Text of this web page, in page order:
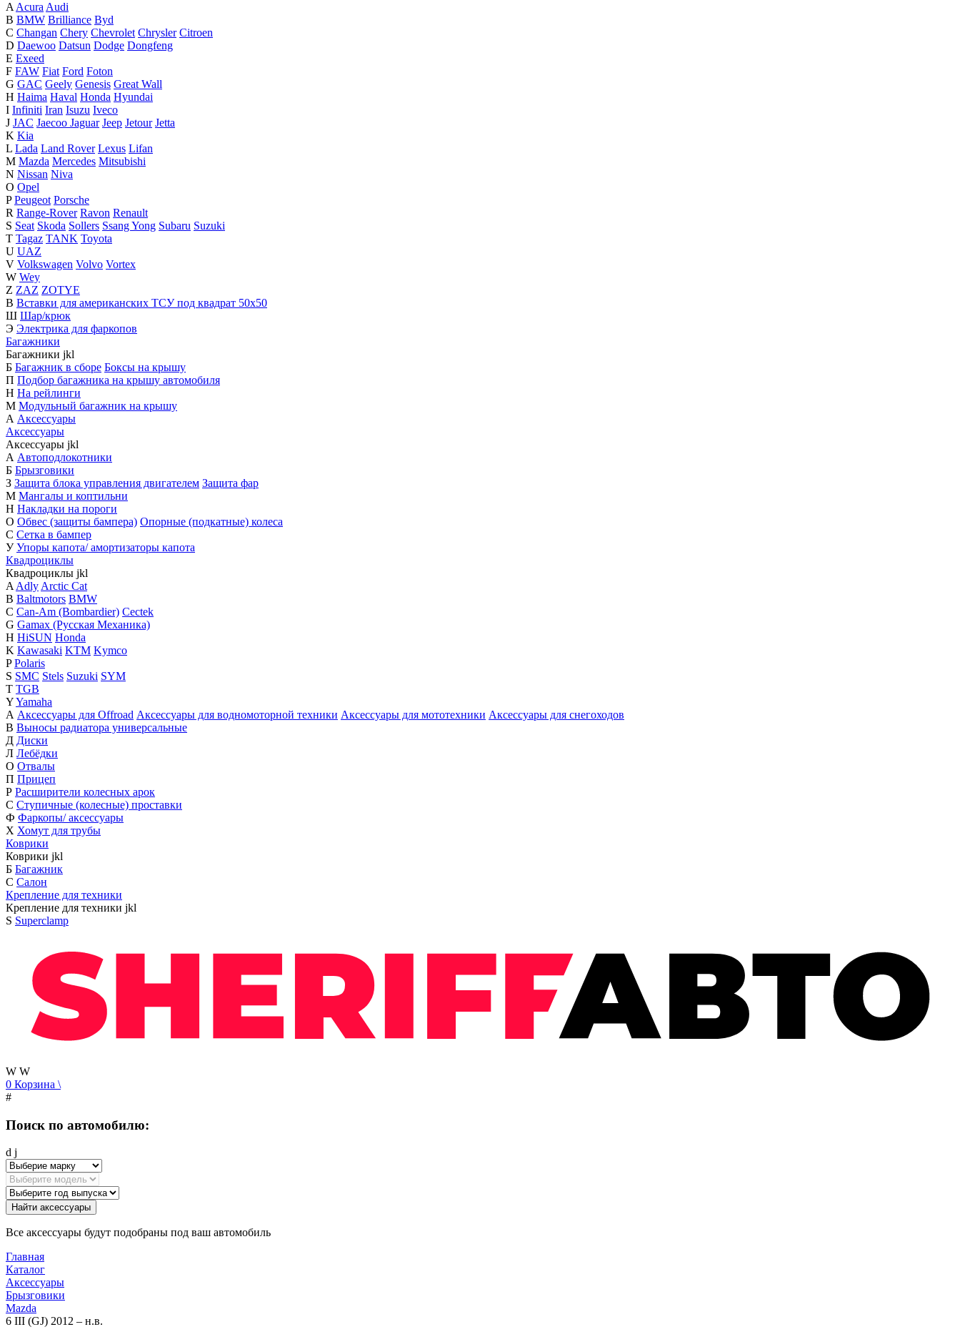
AAcuraAudi
B BMW Brilliance Byd
C Changan Chery Chevrolet Chrysler Citroen
D Daewoo Datsun Dodge Dongfeng
E Exeed
F FAW Fiat Ford Foton
G GAC Geely Genesis Great Wall
H Haima Haval Honda Hyundai
I Infiniti Iran Isuzu Iveco
J JAC Jaecoo Jaguar Jeep Jetour Jetta
K Kia
L Lada Land Rover Lexus Lifan
M Mazda Mercedes Mitsubishi
N Nissan Niva
O Opel
P Peugeot Porsche
R Range-Rover Ravon Renault
S Seat Skoda Sollers Ssang Yong Subaru Suzuki
T Tagaz TANK Toyota
U UAZ
V Volkswagen Volvo Vortex
W Wey
Z ZAZ ZOTYE
В Вставки для американских ТСУ под квадрат 50х50
Ш Шар/крюк
Э Электрика для фаркопов
Багажники
Багажники jkl
Б Багажник в сборе Боксы на крышу
П Подбор багажника на крышу автомобиля
Н На рейлинги
М Модульный багажник на крышу
А Аксессуары
Аксессуары
Аксессуары jkl
А Автоподлокотники
Б Брызговики
З Защита блока управления двигателем Защита фар
М Мангалы и коптильни
Н Накладки на пороги
О Обвес (защиты бампера) Опорные (подкатные) колеса
С Сетка в бампер
У Упоры капота/ амортизаторы капота
Квадроциклы
Квадроциклы jkl
AAdlyArctic Cat
B Baltmotors BMW
C Can-Am (Bombardier) Cectek
G Gamax (Русская Механика)
H HiSUN Honda
K Kawasaki KTM Kymco
P Polaris
S SMC Stels Suzuki SYM
T TGB
YYamaha
А Аксессуары для Offroad Аксессуары для водномоторной техники Аксессуары для мототехники Аксессуары для снегоходов
В Выносы радиатора универсальные
Д Диски
Л Лебёдки
О Отвалы
П Прицеп
Р Расширители колесных арок
С Ступичные (колесные) проставки
Ф Фаркопы/ аксессуары
Х Хомут для трубы
Коврики
Коврики jkl
Б Багажник
С Салон
Крепление для техники
Крепление для техники jkl
S Superclamp
W W
0 Корзина \
#
Поиск по автомобилю:
d j
Найти аксессуары
Все аксессуары будут подобраны под ваш автомобиль
Главная
Каталог
Аксессуары
Брызговики
Mazda
6 III (GJ) 2012 – н.в.